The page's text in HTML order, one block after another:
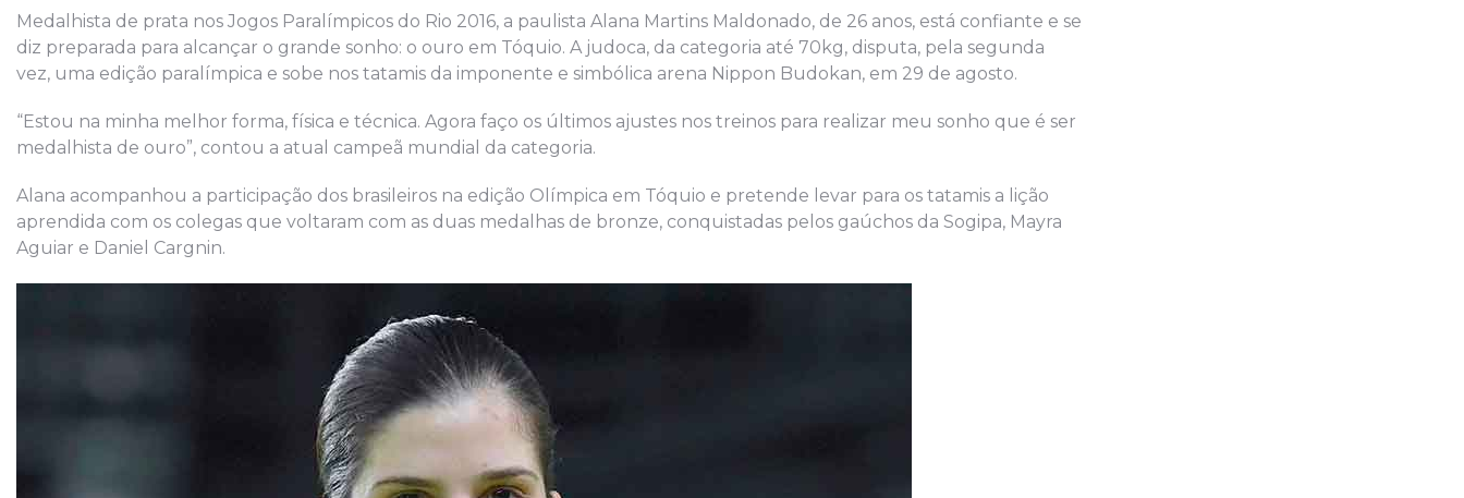
Medalhista de prata nos Jogos Paralímpicos do Rio 2016, a paulista Alana Martins Maldonado, de 26 anos, está confiante e se
diz preparada para alcançar o grande sonho: o ouro em Tóquio. A judoca, da categoria até 70kg, disputa, pela segunda
vez, uma edição paralímpica e sobe nos tatamis da imponente e simbólica arena Nippon Budokan, em 29 de agosto.
“Estou na minha melhor forma, física e técnica. Agora faço os últimos ajustes nos treinos para realizar meu sonho que é ser
medalhista de ouro”, contou a atual campeã mundial da categoria.
Alana acompanhou a participação dos brasileiros na edição Olímpica em Tóquio e pretende levar para os tatamis a lição
aprendida com os colegas que voltaram com as duas medalhas de bronze, conquistadas pelos gaúchos da Sogipa, Mayra
Aguiar e Daniel Cargnin.